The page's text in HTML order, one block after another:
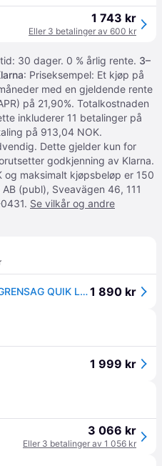
1 743 kr
Eller 3 betalinger av 600 kr
30 dager. 0 % årlig rente. 3–
: Priseksempel: Et kjøp på
med en gjeldende rente
på 21,90%. Totalkostnaden
inkluderer 11 betalinger på
på 913,04 NOK.
Dette gjelder kun for
godkjenning av Klarna.
og maksimalt kjøpsbeløp er 150
(publ), Sveavägen 46, 111
Se vilkår og andre
MILWAUKEE M18 FOPH-CSA GRENSAG QUIK LOK1 890 kr
1 999 kr
3 066 kr
Eller 3 betalinger av 1 056 kr